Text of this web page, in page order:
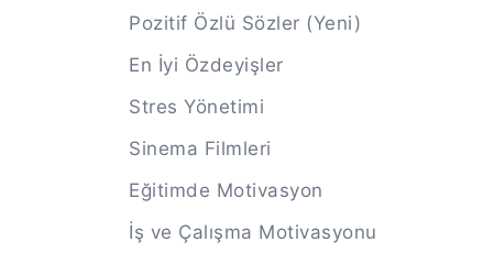
Pozitif Özlü Sözler (Yeni)
En İyi Özdeyişler
Stres Yönetimi
Sinema Filmleri
Eğitimde Motivasyon
İş ve Çalışma Motivasyonu